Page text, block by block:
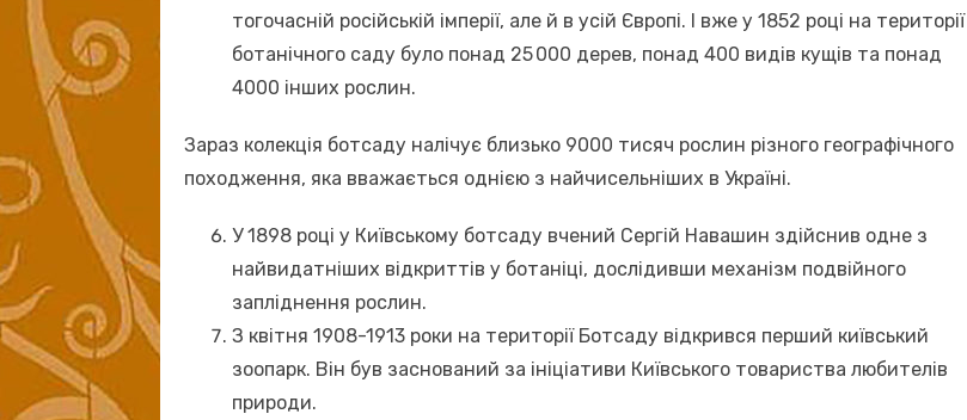
тогочасній російській імперії, але й в усій Європі. І вже у 1852 році на території
ботанічного саду було понад 25 000 дерев, понад 400 видів кущів та понад
4000 інших рослин.
Зараз колекція ботсаду налічує близько 9000 тисяч рослин різного географічного
походження, яка вважається однією з найчисельніших в Україні.
У 1898 році у Київському ботсаду вчений Сергій Навашин здійснив одне з
найвидатніших відкриттів у ботаніці, дослідивши механізм подвійного
запліднення рослин.
З квітня 1908-1913 роки на території Ботсаду відкрився перший київський
зоопарк. Він був заснований за ініціативи Київського товариства любителів
природи.